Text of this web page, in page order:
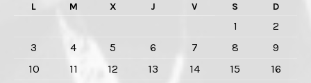
L M X J V S D
1
2
3
4 5 6 7 8
9
10
11 12 13 14 15
16